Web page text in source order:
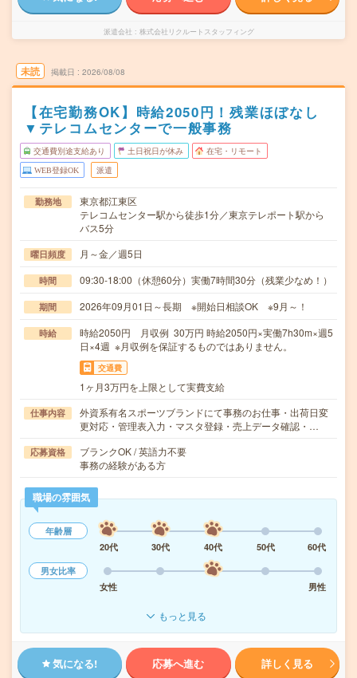
派遣会社 株式会社リクルートスタッフィング
未読 掲載日 2026/08/08
【在宅勤務OK】時給2050円！残業ほぼなし
▼テレコムセンターで一般事務
交通費別途支給あり 土日祝日が休み 在宅・リモート
WEB登録OK 派遣
勤務地
東京都江東区
テレコムセンター駅から徒歩1分／東京テレポート駅から
バス5分
曜日頻度 月～金／週5日
時間 09:30-18:00（休憩60分）実働7時間30分（残業少なめ！）
期間 2026年09月01日～長期 ※開始日相談OK ※9月～！
時給
時給2050円 月収例 30万円 時給2050円×実働7h30m×週5
日×4週 ※月収例を保証するものではありません。
交通費
1ヶ月3万円を上限として実費支給
仕事内容
外資系有名スポーツブランドにて事務のお仕事・出荷日変
更対応・管理表入力・マスタ登録・売上データ確認・…
応募資格
ブランクOK / 英語力不要
事務の経験がある方
職場の雰囲気
年齢層
20代
30代 40代 50代
60代
男女比率
女性
男性
もっと見る
気になる! 応募へ進む 詳しく見る